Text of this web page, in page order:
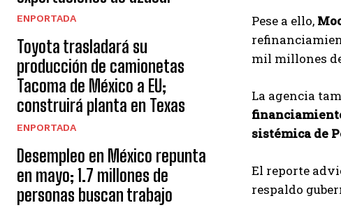
ENPORTADA
Toyota trasladará su
producción de camionetas
Tacoma de México a EU;
construirá planta en Texas
ENPORTADA
Desempleo en México repunta
en mayo; 1.7 millones de
personas buscan trabajo
Pese a ello,
mil millones
La agencia
sistémica de
El reporte
respaldo